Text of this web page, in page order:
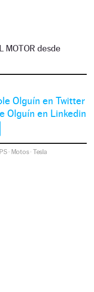
MOTOR desde
Olguín en Twitter
Olguín en Linkedin
· Motos·Tesla